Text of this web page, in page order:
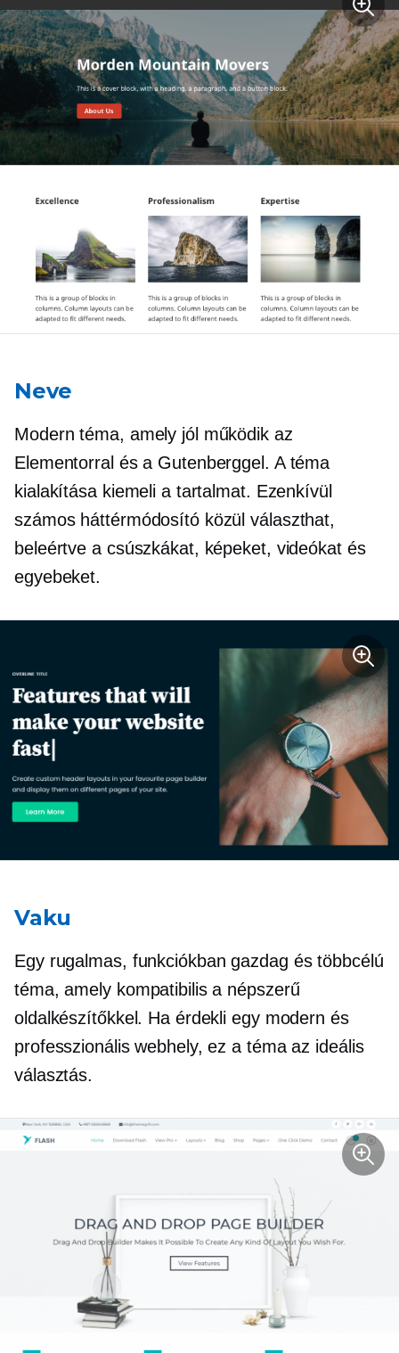
Neve
Modern téma, amely jól működik az
Elementorral és a Gutenberggel. A téma
kialakítása kiemeli a tartalmat. Ezenkívül
számos háttérmódosító közül választhat,
beleértve a csúszkákat, képeket, videókat és
egyebeket.
Vaku
Egy rugalmas, funkciókban gazdag és többcélú
téma, amely kompatibilis a népszerű
oldalkészítőkkel. Ha érdekli egy modern és
professzionális webhely, ez a téma az ideális
választás.